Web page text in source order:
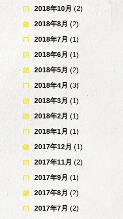
2018年10月 (2)
2018年8月 (2)
2018年7月 (1)
2018年6月 (1)
2018年5月 (2)
2018年4月 (3)
2018年3月 (1)
2018年2月 (1)
2018年1月 (1)
2017年12月 (1)
2017年11月 (2)
2017年9月 (1)
2017年8月 (2)
2017年7月 (2)